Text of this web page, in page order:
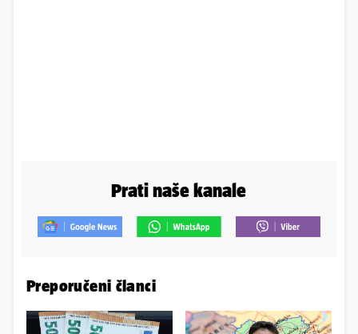
Prati naše kanale
Preporučeni članci